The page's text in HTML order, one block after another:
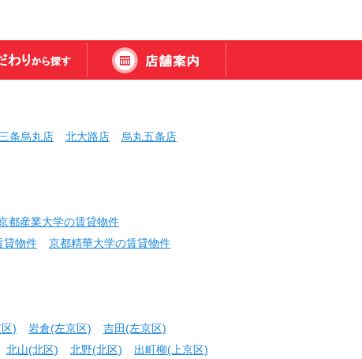
三条烏丸店 北大路店
烏丸五条店
都産業大学の賃貸物件
貸物件
京都精華大学の賃貸物件
) 岩倉(左京区)
吉田(左京区)
北山(北区) 北野(北区) 出町柳(上京区)